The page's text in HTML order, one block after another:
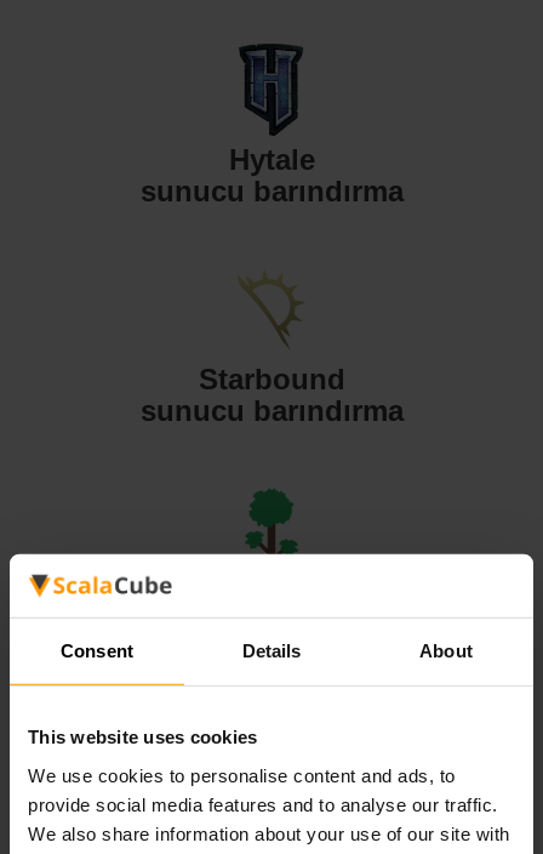
Consent Details About
This website uses cookies
We use cookies to personalise content and ads, to
provide social media features and to analyse our traffic.
We also share information about your use of our site with
Hytale
sunucu barındırma
Starbound
sunucu barındırma
Valheim